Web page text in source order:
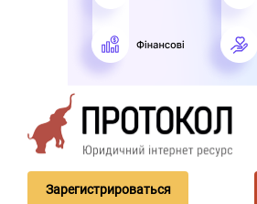
Зарегистрироваться